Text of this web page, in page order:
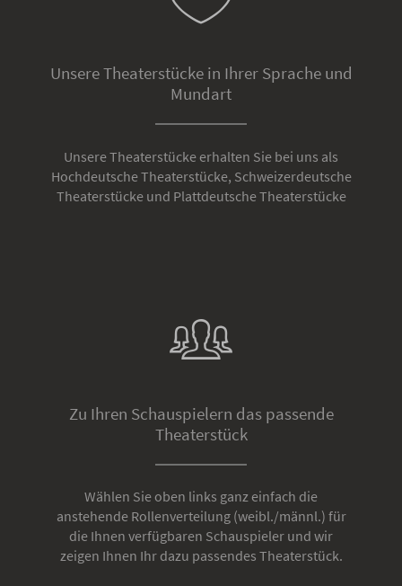
Unsere Theaterstücke in Ihrer Sprache und
Mundart
Unsere Theaterstücke erhalten Sie bei uns als
Hochdeutsche Theaterstücke, Schweizerdeutsche
Theaterstücke und Plattdeutsche Theaterstücke
Zu Ihren Schauspielern das passende
Theaterstück
Wählen Sie oben links ganz einfach die
anstehende Rollenverteilung (weibl./männl.) für
die Ihnen verfügbaren Schauspieler und wir
zeigen Ihnen Ihr dazu passendes Theaterstück.